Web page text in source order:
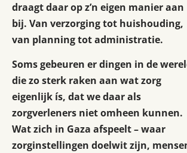
draagt daar op z’n eigen manier aan
bij. Van verzorging tot huishouding,
van planning tot administratie.
Soms gebeuren er dingen in de
die zo sterk raken aan wat zorg
eigenlijk ís, dat we daar als
zorgverleners niet omheen kunnen.
Wat zich in Gaza afspeelt – waar
zorginstellingen doelwit zijn,